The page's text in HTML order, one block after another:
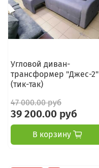
Угловой диван-
трансформер "Джес-2"
(тик-так)
47 000.00 руб
39 200.00 руб
В корзину